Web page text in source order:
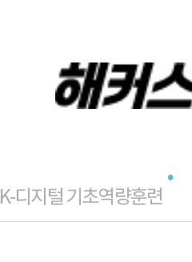
K-디지털 기초역량훈련